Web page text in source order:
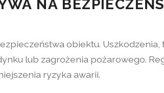
NA
obiektu. Uszkodzenia,
lub zagrożenia pożarowego.
ryzyka awarii.